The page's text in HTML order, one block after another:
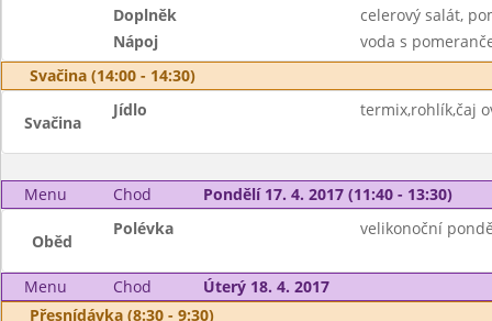
Doplněk
celerový salát,
Nápoj
voda s
Svačina (14:00 - 14:30)
Svačina
Jídlo termix,rohlík,čaj
Menu Chod Pondělí 17. 4. 2017 (11:40 - 13:30)
Oběd
Polévka velikonoční
Menu Chod
Úterý 18. 4. 2017
Přesnídávka (8:30 - 9:30)